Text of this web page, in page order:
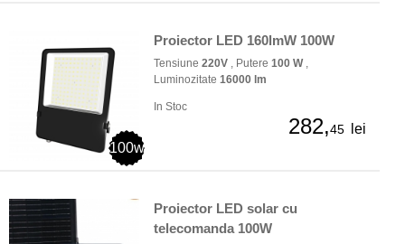
100w
Proiector LED 160lmW 100W
Tensiune 220V , Putere 100 W,
Luminozitate 16000 lm
In Stoc
282,45 lei
Proiector LED solar cu
telecomanda 100W